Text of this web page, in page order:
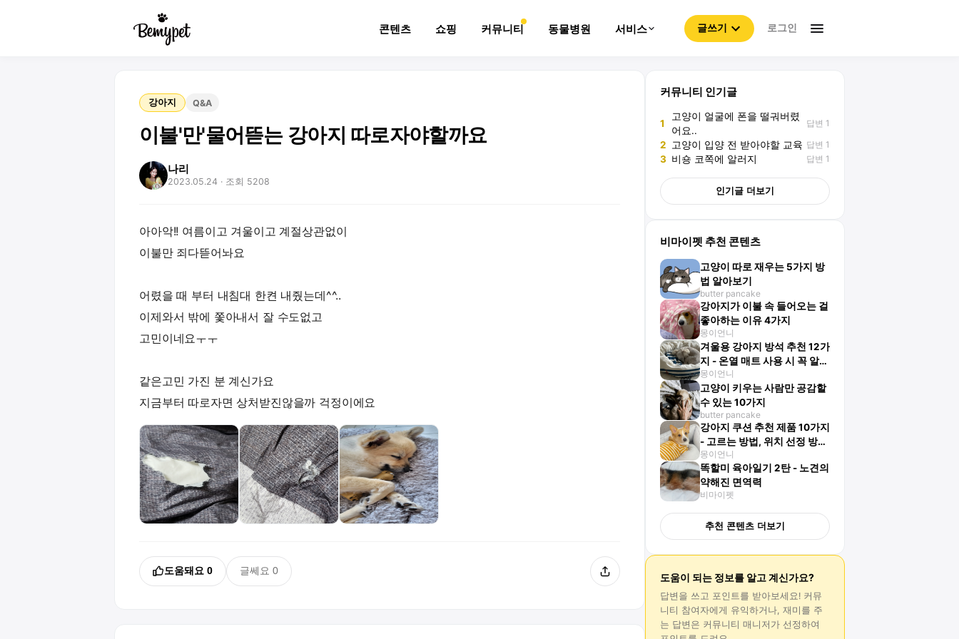
콘텐츠 쇼핑 커뮤니티 동물병원 서비스 글쓰기 로그인
강아지 Q&A
이불'만'물어뜯는 강아지 따로자야할까요
나리
2023.05.24 · 조회 5208
아아악!! 여름이고 겨울이고 계절상관없이
이불만 죄다뜯어놔요
어렸을 때 부터 내침대 한켠 내줬는데^^..
이제와서 밖에 쫓아내서 잘 수도없고
고민이네요ㅜㅜ
같은고민 가진 분 계신가요
도움돼요 0 글쎄요 0
커뮤니티 인기글
1
고양이 얼굴에 폰을 떨궈버렸
어요..
답변 1
2 고양이 입양 전 받아야할 교육 답변 1
3 비숑 코쪽에 알러지 답변 1
인기글 더보기
비마이펫 추천 콘텐츠
고양이 따로 재우는 5가지 방
법 알아보기
butter pancake
강아지가 이불 속 들어오는 걸
좋아하는 이유 4가지
몽이언니
겨울용 강아지 방석 추천 12가
지 - 온열 매트 사용 시 꼭 알아
야 할 주의사항
몽이언니
고양이 키우는 사람만 공감할
수 있는 10가지
butter pancake
강아지 쿠션 추천 제품 10가지
- 고르는 방법, 위치 선정 방법
알아보기!
몽이언니
똑할미 육아일기 2탄 - 노견의
약해진 면역력
비마이펫
추천 콘텐츠 더보기
도움이 되는 정보를 알고 계신가요?
답변 을 쓰고 포인트를 받아보세요! 커뮤
니티 참여자에게 유익하거나, 재미를 주
는 답변 은 커뮤니티 매니저가 선정하여